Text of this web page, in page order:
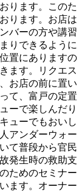
ります。このた
ります。お店は
バーの方や講習
りできるように
置にありますの
ます。リクエス
お店の前に置い
て、富戸の定置
ーで楽しんだり
ューでもおいし
アンダーウォー
て普段から官民
発生時の救助支
ためのセミナー
ます。オーナー